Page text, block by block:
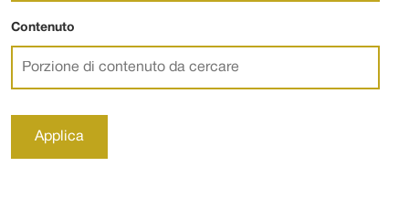
Contenuto
Applica